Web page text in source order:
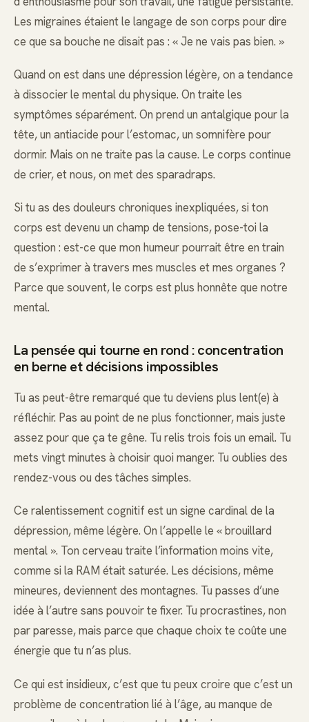
Les migraines étaient le langage de son corps pour dire
ce que sa bouche ne disait pas : « Je ne vais pas bien. »
Quand on est dans une dépression légère, on a tendance
à dissocier le mental du physique. On traite les
symptômes séparément. On prend un antalgique pour la
tête, un antiacide pour l’estomac, un somnifère pour
dormir. Mais on ne traite pas la cause. Le corps continue
de crier, et nous, on met des sparadraps.
Si tu as des douleurs chroniques inexpliquées, si ton
corps est devenu un champ de tensions, pose-toi la
question : est-ce que mon humeur pourrait être en train
de s’exprimer à travers mes muscles et mes organes ?
Parce que souvent, le corps est plus honnête que notre
mental.
La pensée qui tourne en rond : concentration
en berne et décisions impossibles
Tu as peut-être remarqué que tu deviens plus lent(e) à
réfléchir. Pas au point de ne plus fonctionner, mais juste
assez pour que ça te gêne. Tu relis trois fois un email. Tu
mets vingt minutes à choisir quoi manger. Tu oublies des
rendez-vous ou des tâches simples.
Ce ralentissement cognitif est un signe cardinal de la
dépression, même légère. On l’appelle le « brouillard
mental ». Ton cerveau traite l’information moins vite,
comme si la RAM était saturée. Les décisions, même
mineures, deviennent des montagnes. Tu passes d’une
idée à l’autre sans pouvoir te fixer. Tu procrastines, non
par paresse, mais parce que chaque choix te coûte une
énergie que tu n’as plus.
Ce qui est insidieux, c’est que tu peux croire que c’est un
problème de concentration lié à l’âge, au manque de